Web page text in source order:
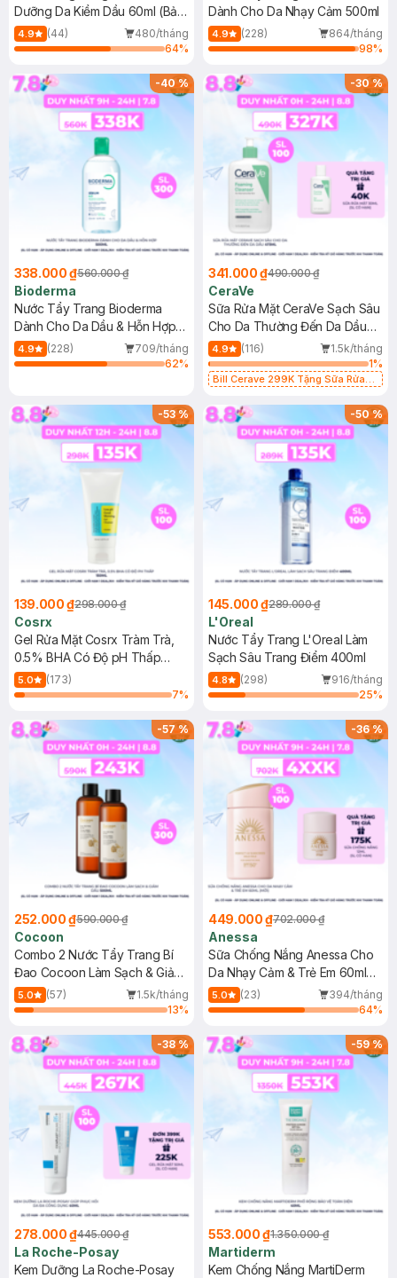
Dưỡng Da Kiềm Dầu 60ml (Bản
Mới)
4.9 (44)
480/tháng
64%
Dành Cho Da Nhạy Cảm 500ml
4.9 (228)
864/tháng
98%
-40%
338.000 ₫560.000 ₫
Bioderma
Nước Tẩy Trang Bioderma
Dành Cho Da Dầu & Hỗn Hợp
500ml
4.9 (228)
709/tháng
62%
-30%
341.000 ₫490.000 ₫
CeraVe
Sữa Rửa Mặt CeraVe Sạch Sâu
Cho Da Thường Đến Da Dầu
473ml
4.9 (116)
1.5k/tháng
1%
Bill Cerave 299K Tặng Sữa Rửa
-53%
139.000 ₫298.000 ₫
Cosrx
Gel Rửa Mặt Cosrx Tràm Trà,
0.5% BHA Có Độ pH Thấp
150ml
5.0
(173)
7%
-50%
145.000 ₫289.000 ₫
L'Oreal
Nước Tẩy Trang L'Oreal Làm
Sạch Sâu Trang Điểm 400ml
4.8 (298)
916/tháng
25%
-57%
252.000 ₫590.000 ₫
Cocoon
Combo 2 Nước Tẩy Trang Bí
Đao Cocoon Làm Sạch & Giảm
Dầu 500ml
5.0 (57)
1.5k/tháng
13%
-36%
449.000 ₫702.000 ₫
Anessa
Sữa Chống Nắng Anessa Cho
Da Nhạy Cảm & Trẻ Em 60ml
(Mới)
5.0 (23)
394/tháng
64%
-38%
278.000 ₫445.000 ₫
La Roche-Posay
Kem Dưỡng La Roche-Posay
-59%
553.000 ₫1.350.000 ₫
Martiderm
Kem Chống Nắng MartiDerm